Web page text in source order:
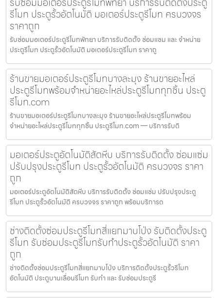
รีโมท ประตูรั้วอัตโนมัติ มอเตอร์ประตูรีโมท ครบวงจร
ราคาถูก
รับซ่อมมอเตอร์ประตูรีโมทพัทยา บริการรับติดตั้ง ซ่อมแซม และ จำหน่าย
ประตูรีโมท ประตูรั้วอัตโนมัติ มอเตอร์ประตูรีโมท ราคาถู
ร้านขายมอเตอร์ประตูรีโมทบางละมุง ร้านขายอะไหล่
ประตูรีโมทพร้อมจำหน่ายอะไหล่ประตูรีโมททุกชิ้น ประตู
รีโมท.com
ร้านขายมอเตอร์ประตูรีโมทบางละมุง ร้านขายอะไหล่ประตูรีโมทพร้อม
จำหน่ายอะไหล่ประตูรีโมททุกชิ้น ประตูรีโมท.com — บริการรับติ
มอเตอร์ประตูอัตโนมัติสัตหีบ บริการรับติดตั้ง ซ่อมแซ่ม
ปรับปรุงประตูรีโมท ประตูรั้วอัตโนมัติ ครบวงจร ราคา
ถูก
มอเตอร์ประตูอัตโนมัติสัตหีบ บริการรับติดตั้ง ซ่อมแซ่ม ปรับปรุงประตู
รีโมท ประตูรั้วอัตโนมัติ ครบวงจร ราคาถูก พร้อมบริการด
ช่างติดตั้งซ่อมประตูรีโมทสี่แยกมาบโป่ง รับติดตั้งประตู
รีโมท รับซ่อมประตูรีโมทรับทำประตูรั้วอัตโนมัติ ราคา
ถูก
ช่างติดตั้งซ่อมประตูรีโมทสี่แยกมาบโป่ง บริการติดตั้งประตูรั้วรีโมท
อัตโนมัติ ประตูบานเลื่อนรีโมท รับทำ และ รับซ่อมประตูรี